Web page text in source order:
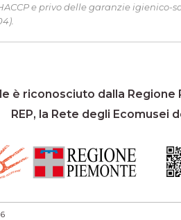
e privo delle garanzie
è riconosciuto dalla Regione
REP, la Rete degli Ecomusei